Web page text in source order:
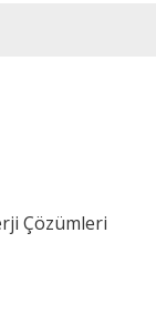
Çözümleri